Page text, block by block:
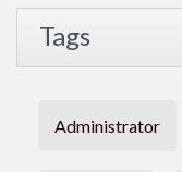
Tags
Administrator